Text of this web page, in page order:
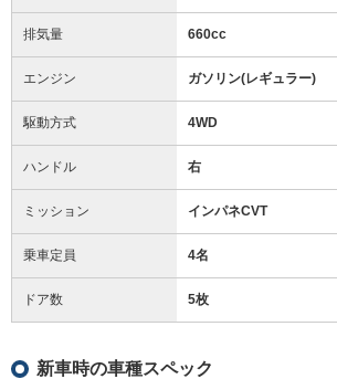
排気量 660cc
エンジン ガソリン(レギュラー)
駆動方式 4WD
ハンドル 右
ミッション インパネCVT
乗車定員 4名
ドア数 5枚
新車時の車種スペック